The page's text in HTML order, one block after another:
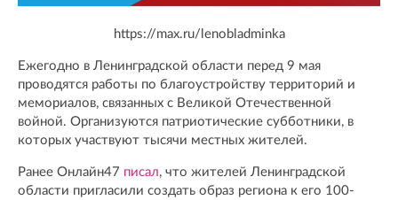
https://max.ru/lenobladminka
Ежегодно в Ленинградской области перед 9 мая
проводятся работы по благоустройству территорий и
мемориалов, связанных с Великой Отечественной
войной. Организуются патриотические субботники, в
которых участвуют тысячи местных жителей.
Ранее Онлайн47 писал, что жителей Ленинградской
области пригласили создать образ региона к его 100-